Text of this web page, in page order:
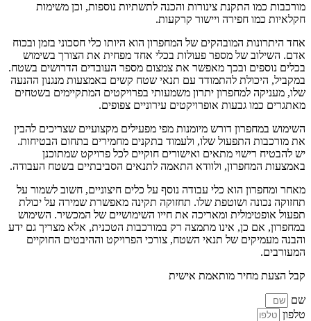
מורכבות כמו התקנת צינורות והכנה לתשתיות נוספות, וכן משימות
חקלאיות כמו חפירה ויישור קרקעות.
אחד היתרונות המובהקים של המחפרון הוא היותו כלי חסכוני בזמן ובכוח
אדם. השילוב של מספר פעולות בכלי אחד מפחית את הצורך בשימוש
בכלים נוספים ובכך מאפשר את צמצום מספר העובדים הדרושים בשטח.
במקביל, היכולת להתמודד עם תנאי שטח קשים באמצעות מנגנון ההנעה
שלו, מעניקה למחפרון יתרון משמעותי בפרויקטים המתקיימים בשטחים
מאתגרים כמו גבעות אופרויקטים עירוניים צפופים.
השימוש במחפרון דורש מיומנות מפי מפעילים מקצועיים שצריכים להבין
את מורכבות התפעול שלו, ולעמוד בתקנים מחמירים בתחום הבטיחות.
יש להבטיח רישוי מתאים ואישורים חוקיים לכל פרויקט שמתוכנן
באמצעות המחפרון, ולוודא התאמה לתנאים הסביבתיים בשטח העבודה.
מאחר ומחפרון הוא כלי עבודה נוסף על כלים חיצוניים, חשוב לשמור על
תחזוקה נכונה ושוטפת שלו. תחזוקה תקינה מאפשרת שמירה על יכולת
תפעול אופטימלית ומאריכה את חייו השימושיים של המכשיר. השימוש
במחפרון, אם כן, אינו מתמצה רק במורכבות הטכנית, אלא מצריך גם ידע
והבנה מעמיקים של תנאי השטח, צורכי הפרויקט וההיבטים החוקיים
המעורבים.
קבל הצעת מחיר מותאמת אישית
שם
טלפון